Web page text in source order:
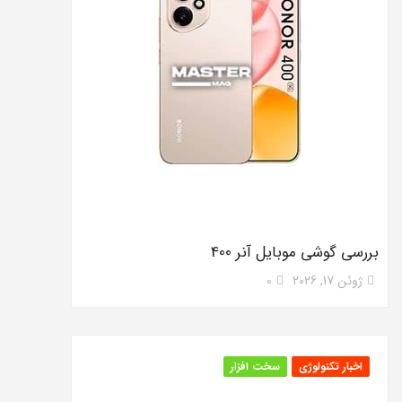
بررسی گوشی موبایل آنر 400
ژوئن 17, 2026 0
اخبار تکنولوژی سخت افزار